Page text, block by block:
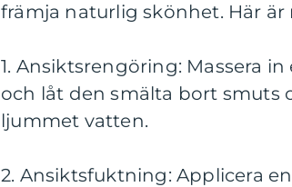
främja naturlig skönhet. Här
1. Ansiktsrengöring: Massera
och låt den smälta bort smuts
ljummet vatten.
2. Ansiktsfuktning: Applicera